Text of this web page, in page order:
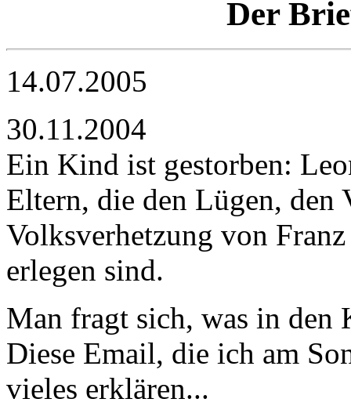
Der
14.07.2005
30.11.2004
Ein Kind ist gestorben:
Eltern, die den Lügen, den
Volksverhetzung von
erlegen sind.
Man fragt sich, was in den
Diese Email, die ich am
vieles erklären...